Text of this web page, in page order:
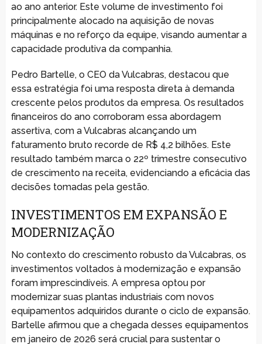
ao ano anterior. Este volume de investimento foi
principalmente alocado na aquisição de novas
máquinas e no reforço da equipe, visando aumentar a
capacidade produtiva da companhia.
Pedro Bartelle, o CEO da Vulcabras, destacou que
essa estratégia foi uma resposta direta à demanda
crescente pelos produtos da empresa. Os resultados
financeiros do ano corroboram essa abordagem
assertiva, com a Vulcabras alcançando um
faturamento bruto recorde de R$ 4,2 bilhões. Este
resultado também marca o 22º trimestre consecutivo
de crescimento na receita, evidenciando a eficácia das
decisões tomadas pela gestão.
INVESTIMENTOS EM EXPANSÃO E
MODERNIZAÇÃO
No contexto do crescimento robusto da Vulcabras, os
investimentos voltados à modernização e expansão
foram imprescindíveis. A empresa optou por
modernizar suas plantas industriais com novos
equipamentos adquiridos durante o ciclo de expansão.
Bartelle afirmou que a chegada desses equipamentos
em janeiro de 2026 será crucial para sustentar o